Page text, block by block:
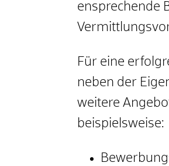
ensprechende
Für eine
neben der
weitere
beispielsweise: